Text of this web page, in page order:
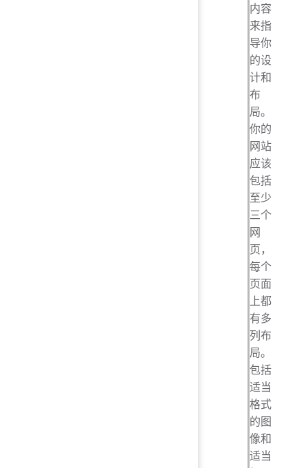
内容
来指
导你
的设
计和
布
局。
你的
网站
应该
包括
至少
三个
网
页，
每个
页面
上都
有多
列布
局。
包括
适当
格式
的图
像和
适当